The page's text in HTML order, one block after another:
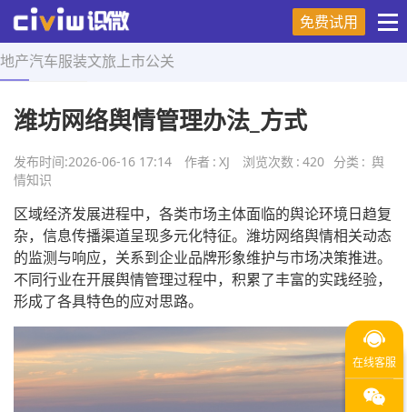
免费试用
地产汽车服装文旅 上市公关
首页 > 舆情知识 > 正文
潍坊网络舆情管理办法_方式
发布时间:2026-06-16 17:14 作者 : XJ 浏览次数 : 420 分类 : 舆
情知识
区域经济发展进程中，各类市场主体面临的舆论环境日趋复
杂，信息传播渠道呈现多元化特征。潍坊网络舆情相关动态
的监测与响应，关系到企业品牌形象维护与市场决策推进。
不同行业在开展舆情管理过程中，积累了丰富的实践经验，
形成了各具特色的应对思路。